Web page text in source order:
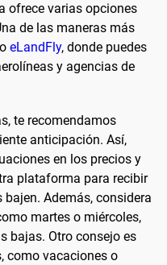
ofrece varias opciones
de las maneras más
eLandFly, donde puedes
y agencias de
te recomendamos
anticipación. Así,
en los precios y
plataforma para recibir
Además, considera
martes o miércoles,
bajas. Otro consejo es
como vacaciones o